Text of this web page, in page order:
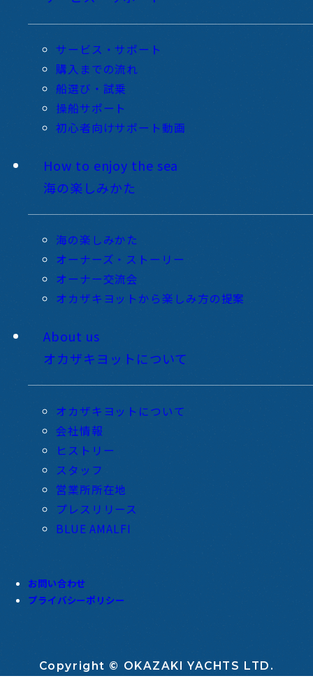
サービス・サポート
購入までの流れ
船選び・試乗
操船サポート
初心者向けサポート動画
How to enjoy the sea
海の楽しみかた
海の楽しみかた
オーナーズ・ストーリー
オーナー交流会
オカザキヨットから楽しみ方の提案
About us
オカザキヨットについて
オカザキヨットについて
会社情報
ヒストリー
スタッフ
営業所所在地
プレスリリース
BLUE AMALFI
お問い合わせ
プライバシーポリシー
Copyright © OKAZAKI YACHTS LTD.